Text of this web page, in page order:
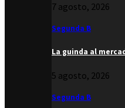
7 agosto, 2026
Segunda B
La guinda al
5 agosto, 2026
Segunda B